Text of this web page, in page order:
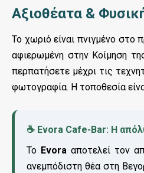
Αξιοθέατα &
Το χωριό είναι πνιγμένο στο
αφιερωμένη στην Κοίμηση
περπατήσετε μέχρι τις
φωτογραφία. Η τοποθεσία
☕ Evora Cafe-Bar: Η
Το Evora αποτελεί τον
ανεμπόδιστη θέα στη